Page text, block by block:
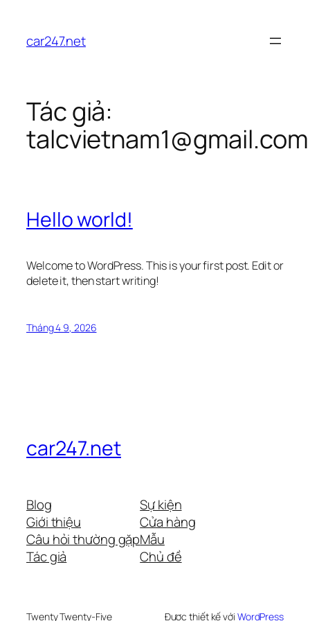
phầncar247.net
Tác giả:
talcvietnam1@gmail.com
Hello world!
Welcome to WordPress. This is your first post. Edit or
delete it, then start writing!
Tháng 4 9, 2026
car247.net
Blog
Giới thiệu
Câu hỏi thường gặp
Tác giả
Sự kiện
Cửa hàng
Mẫu
Chủ đề
Twenty Twenty-Five Được thiết kế với WordPress